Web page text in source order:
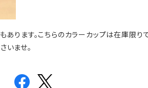
ります。こちらのカラーカップは在庫限りで
いませ。